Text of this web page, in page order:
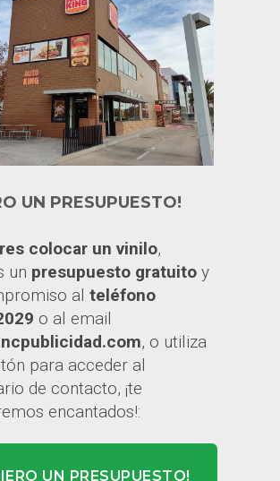
UN PRESUPUESTO!
colocar un vinilo,
un presupuesto gratuito y
al teléfono
o al email
, o utiliza
para acceder al
de contacto, ¡te
encantados!:
UN PRESUPUESTO!